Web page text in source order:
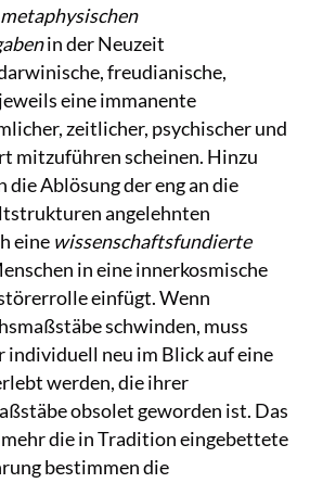
metaphysischen
in der Neuzeit
freudianische,
eine immanente
zeitlicher, psychischer und
mitzuführen scheinen. Hinzu
Ablösung der eng an die
angelehnten
eine wissenschaftsfundierte
in eine innerkosmische
einfügt. Wenn
schwinden, muss
individuell neu im Blick auf eine
werden, die ihrer
obsolet geworden ist. Das
die in Tradition eingebettete
bestimmen die